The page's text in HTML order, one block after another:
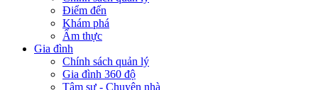
Điểm đến
Khám phá
Ẩm thực
Gia đình
Chính sách quản lý
Gia đình 360 độ
Tâm sự - Chuyện nhà